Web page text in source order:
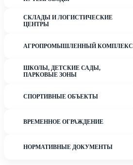
СКЛАДЫ И ЛОГИСТИЧЕСКИЕ
ЦЕНТРЫ
АГРОПРОМЫШЛЕННЫЙ КОМПЛЕКС
ШКОЛЫ, ДЕТСКИЕ САДЫ,
ПАРКОВЫЕ ЗОНЫ
СПОРТИВНЫЕ ОБЪЕКТЫ
ВРЕМЕННОЕ ОГРАЖДЕНИЕ
НОРМАТИВНЫЕ ДОКУМЕНТЫ